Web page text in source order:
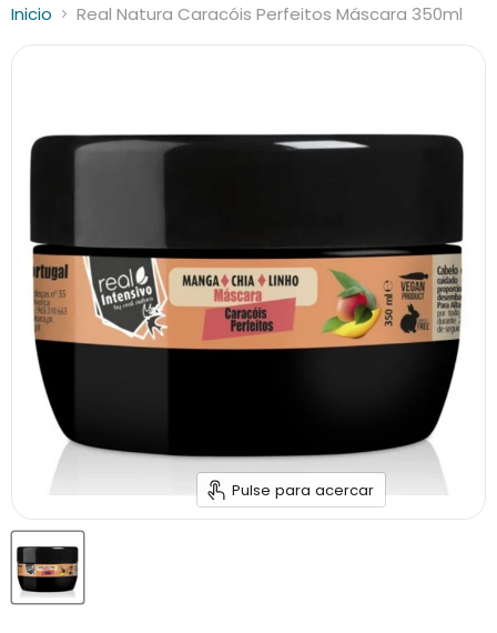
Inicio Real Natura Caracóis Perfeitos Máscara 350ml
Pulse para acercar